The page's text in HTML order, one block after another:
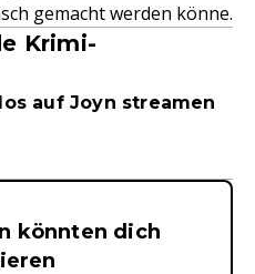
gemacht werden könne.
Krimi-
auf Joyn streamen
&
könnten dich